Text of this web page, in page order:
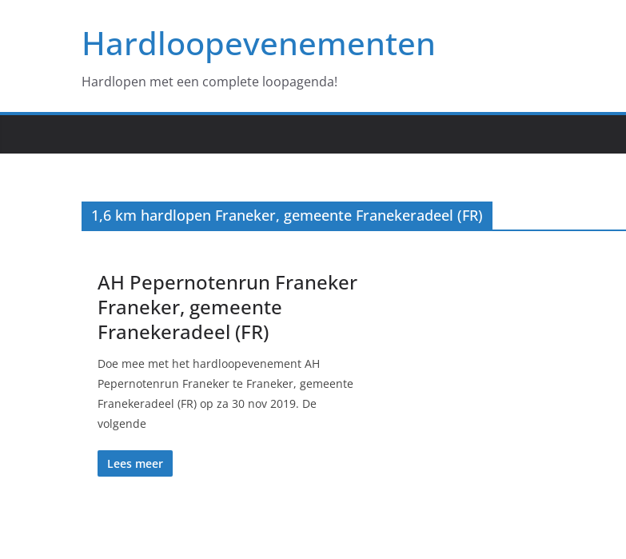
Hardloopevenementen
Hardlopen met een complete loopagenda!
1,6 km hardlopen Franeker, gemeente Franekeradeel (FR)
AH Pepernotenrun Franeker
Franeker, gemeente
Franekeradeel (FR)
Doe mee met het hardloopevenement AH
Pepernotenrun Franeker te Franeker, gemeente
Franekeradeel (FR) op za 30 nov 2019. De
volgende
Lees meer